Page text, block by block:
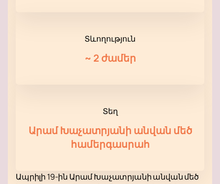
Տևողություն
~ 2 ժամեր
Տեղ
Արամ Խաչատրյանի անվան մեծ
համերգասրահ
Ապրիլի 19-ին Արամ Խաչատրյանի անվան մեծ